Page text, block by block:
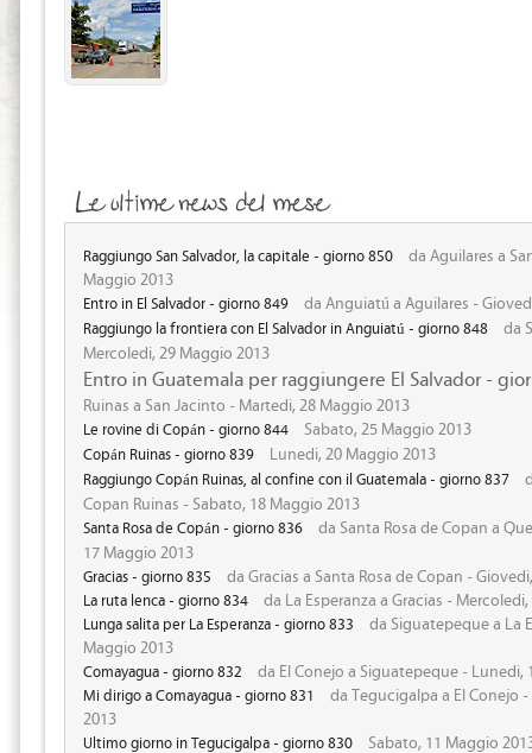
Raggiungo San Salvador, la capitale - giorno 850
da Aguilares a
Maggio 2013
Entro in El Salvador - giorno 849 da Anguiatú a Aguilares -
Raggiungo la frontiera con El Salvador in Anguiatú - giorno 848
da
Mercoledi, 29 Maggio 2013
Entro in Guatemala per raggiungere El Salvador -
Ruinas a San Jacinto - Martedi, 28 Maggio 2013
Le rovine di Copán - giorno 844 Sabato, 25 Maggio 2013
Copán Ruinas - giorno 839 Lunedi, 20 Maggio 2013
Raggiungo Copán Ruinas, al confine con il Guatemala - giorno 837
Copan Ruinas - Sabato, 18 Maggio 2013
Santa Rosa de Copán - giorno 836
da Santa Rosa de Copan a
17 Maggio 2013
Gracias - giorno 835 da Gracias a Santa Rosa de Copan -
La ruta lenca - giorno 834 da La Esperanza a Gracias -
Lunga salita per La Esperanza - giorno 833
da Siguatepeque a La
Maggio 2013
Comayagua - giorno 832 da El Conejo a Siguatepeque - Lunedi,
Mi dirigo a Comayagua - giorno 831
da Tegucigalpa a El Conejo
2013
Ultimo giorno in Tegucigalpa - giorno 830 Sabato, 11 Maggio